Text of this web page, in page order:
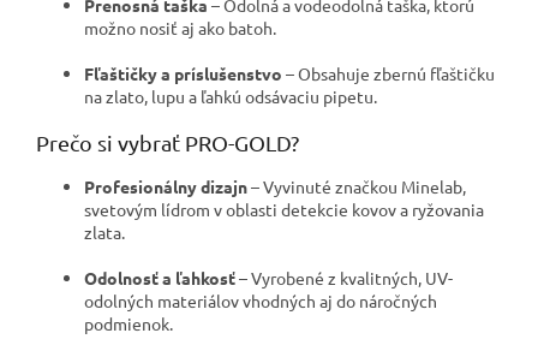
Prenosná taška – Odolná a vodeodolná taška, ktorú
možno nosiť aj ako batoh.
Fľaštičky a príslušenstvo – Obsahuje zbernú fľaštičku
na zlato, lupu a ľahkú odsávaciu pipetu.
Prečo si vybrať PRO-GOLD?
Profesionálny dizajn– Vyvinuté značkou Minelab,
svetovým lídrom v oblasti detekcie kovov a ryžovania
zlata.
Odolnosť a ľahkosť– Vyrobené z kvalitných, UV-
odolných materiálov vhodných aj do náročných
podmienok.